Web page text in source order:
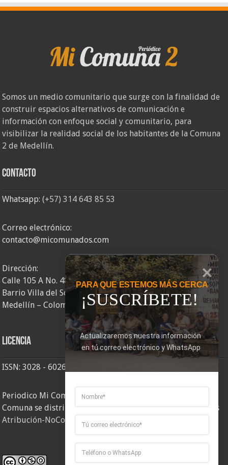
Somos un medio comunitario que surge con la finalidad de
construir espacios alternativos de comunicación e
información con enfoque social y comunitario, para
visibilizar la realidad social de los habitantes de la Comuna
2 de Medellín.
Contacto
Whatsapp:(+57) 314 643 85 53
Correo electrónico:
contacto@micomunados.com
Dirección:
Calle 105 A No. 48AA – 58
Barrio Villa del Socorro
Medellín – Colombia
Licencia
ISSN: 3028 - 6026
Periodico Mi Comuna 2, elaborado por Corporación Mi
Comuna se distribuye bajo unaLicencia Creative Commons
Atribución-NoComercial-CompartirIgual 4.0 Internacional
PARA QUE ESTEMOS MÁS CERCA
¡SUSCRÍBETE!
Actualizaremos nuestra información
en tú correo electrónico y WhatsApp